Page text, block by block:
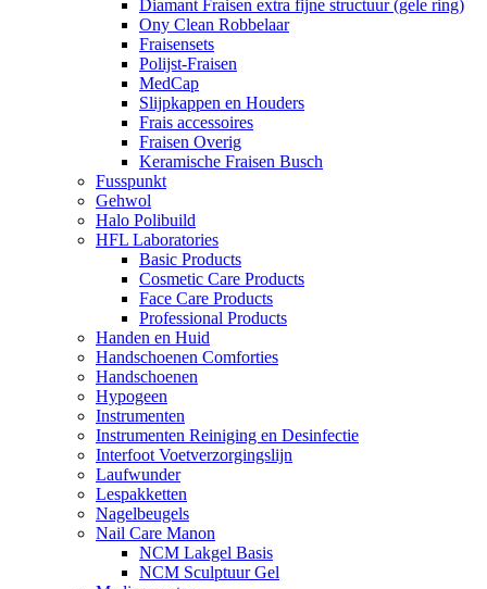
Diamant Fraisen extra fijne structuur (gele ring)
Ony Clean Robbelaar
Fraisensets
Polijst-Fraisen
MedCap
Slijpkappen en Houders
Frais accessoires
Fraisen Overig
Keramische Fraisen Busch
Fusspunkt
Gehwol
Halo Polibuild
HFL Laboratories
Basic Products
Cosmetic Care Products
Face Care Products
Professional Products
Handen en Huid
Handschoenen Comforties
Handschoenen
Hypogeen
Instrumenten
Instrumenten Reiniging en Desinfectie
Interfoot Voetverzorgingslijn
Laufwunder
Lespakketten
Nagelbeugels
Nail Care Manon
NCM Lakgel Basis
NCM Sculptuur Gel